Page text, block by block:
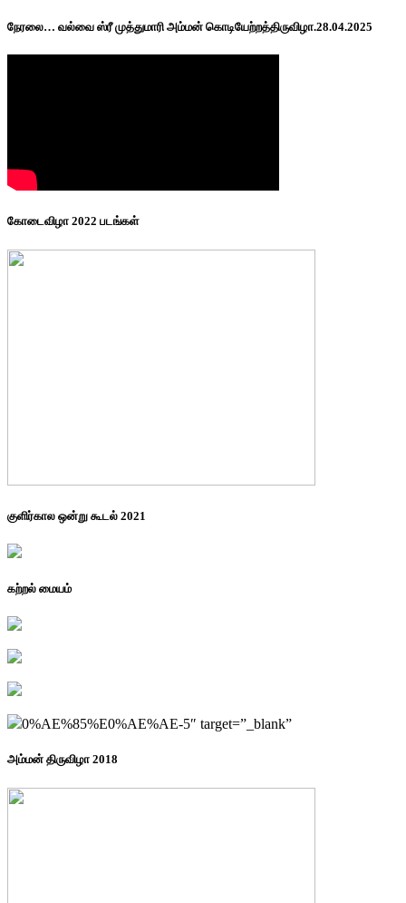
நேரலை… வல்வை ஸ்ரீ முத்துமாரி அம்மன் கொடியேற்றத்திருவிழா.28.04.2025
கோடைவிழா 2022 படங்கள்
குளிர்கால ஒன்று கூடல் 2021
கற்றல் மையம்
0%AE%85%E0%AE%AE-5″ target=”_blank”
அம்மன் திருவிழா 2018